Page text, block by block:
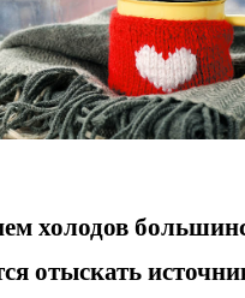
холодов
отыскать